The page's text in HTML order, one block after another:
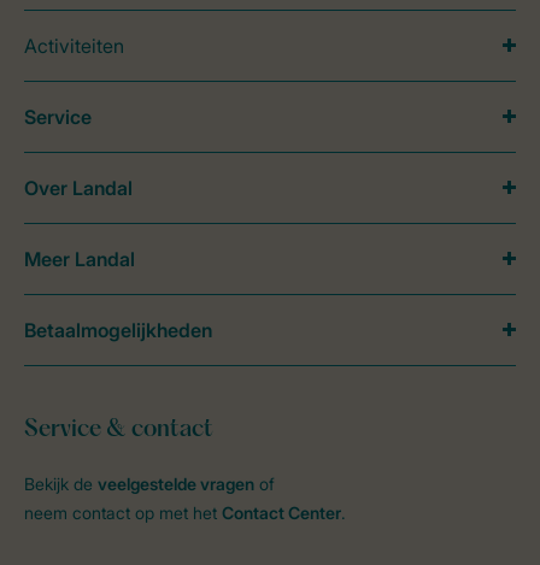
Activiteiten
Service & contact
Bekijk de veelgestelde vragen of
neem contact op met het Contact Center.
Service
Over Landal
Meer Landal
Betaalmogelijkheden